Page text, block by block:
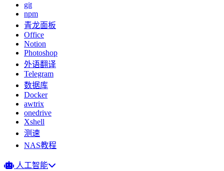
git
npm
青龙面板
Office
Notion
Photoshop
外语翻译
Telegram
数据库
Docker
awtrix
onedrive
Xshell
测速
NAS教程
人工智能